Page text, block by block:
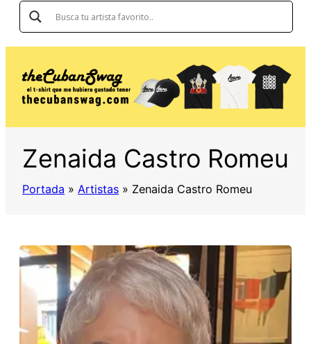
Zenaida Castro Romeu
Portada » Artistas » Zenaida Castro Romeu